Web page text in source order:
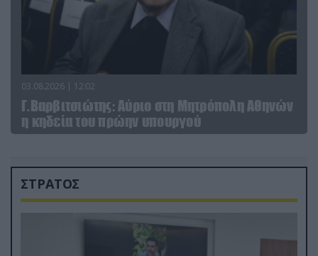
03.08.2026 | 12:02
Γ.Βαρβιτσιώτης: Aύριο στη Μητρόπολη Αθηνών
η κηδεία του πρώην υπουργού
ΣΤΡΑΤΟΣ